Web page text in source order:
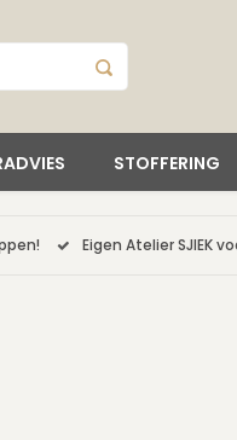
STOFFERING
Eigen Atelier SJIEK